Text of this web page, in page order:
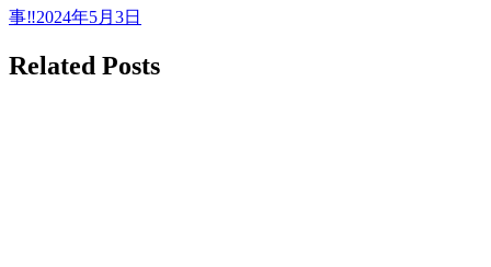
ナ
ビ
事‼️2024年5月3日
Related Posts